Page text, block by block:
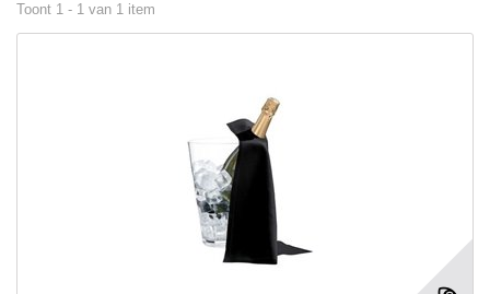
Toont 1 - 1 van 1 item